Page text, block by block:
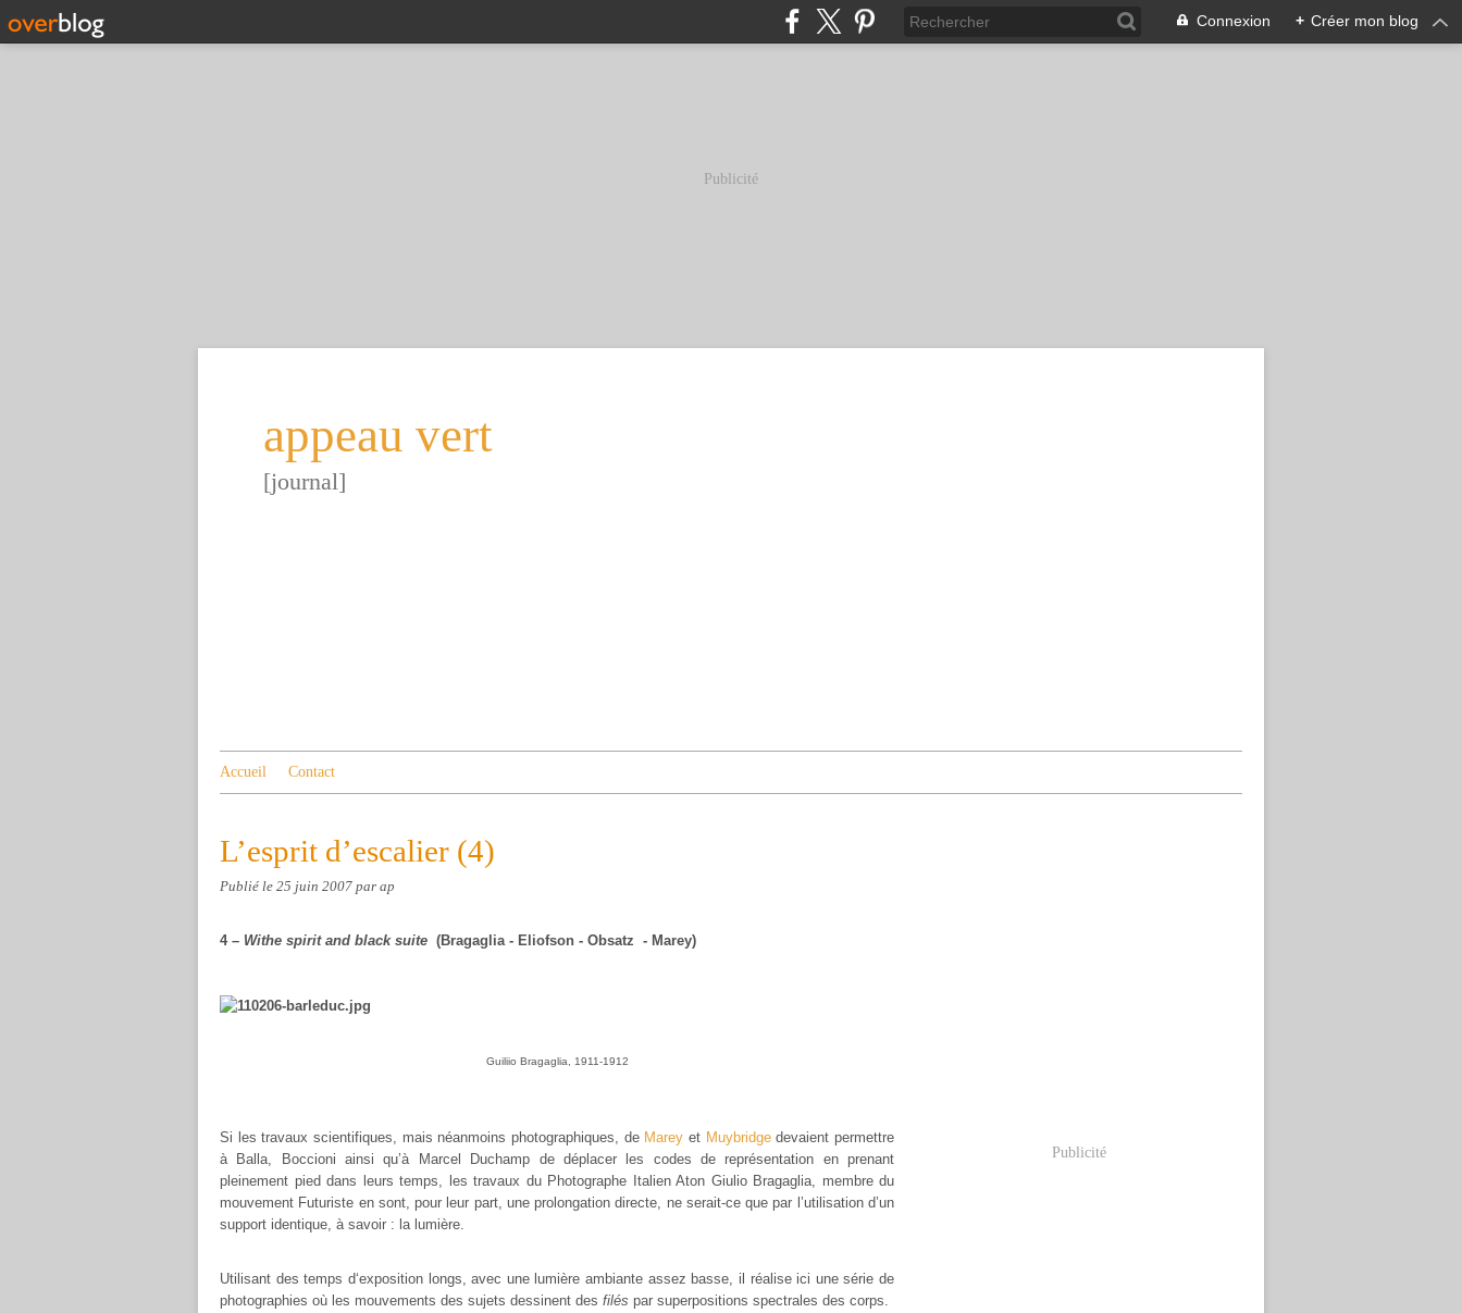
Connexion + Créer mon blog
Publicité
appeau vert
[journal]
Accueil Contact
L’esprit d’escalier (4)
Publié le 25 juin 2007 par ap
4 – Withe spirit and black suite (Bragaglia - Eliofson - Obsatz - Marey)
Guiliio Bragaglia, 1911-1912
Si les travaux scientifiques, mais néanmoins photographiques, de Marey et Muybridgedevaient permettre
à Balla, Boccioni ainsi qu’à Marcel Duchamp de déplacer les codes de représentation en prenant
pleinement pied dans leurs temps, les travaux du Photographe Italien Aton Giulio Bragaglia, membre du
mouvement Futuriste en sont, pour leur part, une prolongation directe, ne serait-ce que par l’utilisation d’un
support identique, à savoir : la lumière.
Utilisant des temps d‘exposition longs, avec une lumière ambiante assez basse, il réalise ici une série de
photographies où les mouvements des sujets dessinent des filés par superpositions spectrales des corps.
Publicité